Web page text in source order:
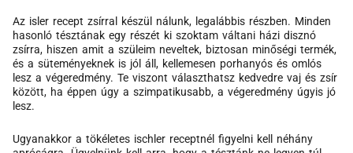
Az isler recept zsírral készül nálunk, legalábbis részben. Minden
hasonló tésztának egy részét ki szoktam váltani házi disznó
zsírra, hiszen amit a szüleim neveltek, biztosan minőségi termék,
és a süteményeknek is jól áll, kellemesen porhanyós és omlós
lesz a végeredmény. Te viszont választhatsz kedvedre vaj és zsír
között, ha éppen úgy a szimpatikusabb, a végeredmény úgyis jó
lesz.
Ugyanakkor a tökéletes ischler receptnél figyelni kell néhány